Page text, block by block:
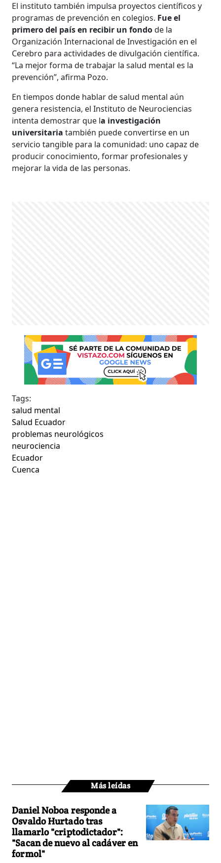
El instituto también impulsa proyectos científicos y
programas de prevención en colegios. Fue el
primero del país en recibir un fondode la
Organización Internacional de Investigación en el
Cerebro para actividades de divulgación científica.
“La mejor forma de trabajar la salud mental es la
prevención”, afirma Pozo.
En tiempos donde hablar de salud mental aún
genera resistencia, el Instituto de Neurociencias
intenta demostrar que la investigación
universitaria también puede convertirse en un
servicio tangible para la comunidad: uno capaz de
producir conocimiento, formar profesionales y
mejorar la vida de las personas.
Tags:
salud mental
Salud Ecuador
problemas neurológicos
neurociencia
Ecuador
Cuenca
Más leídas
Daniel Noboa responde a
Osvaldo Hurtado tras
llamarlo "criptodictador":
"Sacan de nuevo al cadáver en
formol"